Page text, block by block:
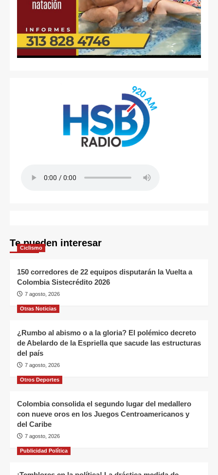
Te pueden interesar
Ciclismo
150 corredores de 22 equipos disputarán la Vuelta a
Colombia Sistecrédito 2026
7 agosto, 2026
Otras Noticias
¿Rumbo al abismo o a la gloria? El polémico decreto
de Abelardo de la Espriella que sacude las estructuras
del país
7 agosto, 2026
Otros Deportes
Colombia consolida el segundo lugar del medallero
con nueve oros en los Juegos Centroamericanos y
del Caribe
7 agosto, 2026
Publicidad Política